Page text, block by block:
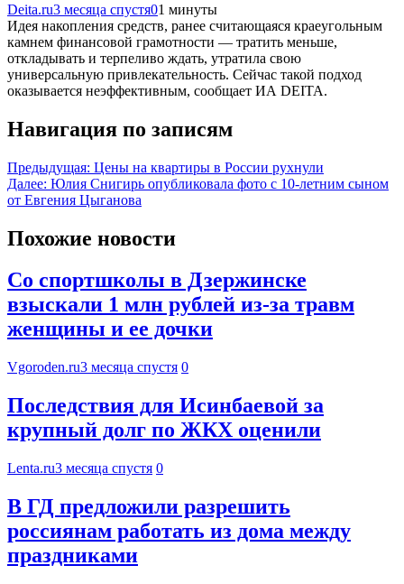
Deita.ru3 месяца спустя01 минуты
Идея накопления средств, ранее считающаяся краеугольным
камнем финансовой грамотности — тратить меньше,
откладывать и терпеливо ждать, утратила свою
универсальную привлекательность. Сейчас такой подход
оказывается неэффективным, сообщает ИА DEITA.
Навигация по записям
Предыдущая: Цены на квартиры в России рухнули
Далее: Юлия Снигирь опубликовала фото с 10-летним сыном
от Евгения Цыганова
Похожие новости
Со спортшколы в Дзержинске
взыскали 1 млн рублей из-за травм
женщины и ее дочки
Vgoroden.ru3 месяца спустя 0
Последствия для Исинбаевой за
крупный долг по ЖКХ оценили
Lenta.ru3 месяца спустя 0
В ГД предложили разрешить
россиянам работать из дома между
праздниками